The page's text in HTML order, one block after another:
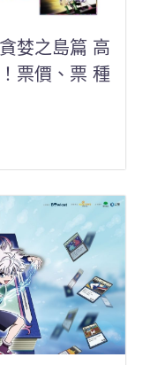
婪之島篇 高
票價、票 種